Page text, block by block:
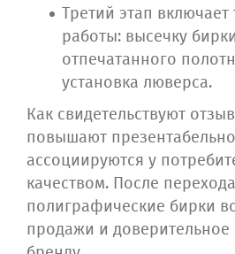
Третий этап включает
работы: высечку
отпечатанного
установка люверса.
Как свидетельствуют
повышают
ассоциируются у
качеством. После
полиграфические бирки
продажи и